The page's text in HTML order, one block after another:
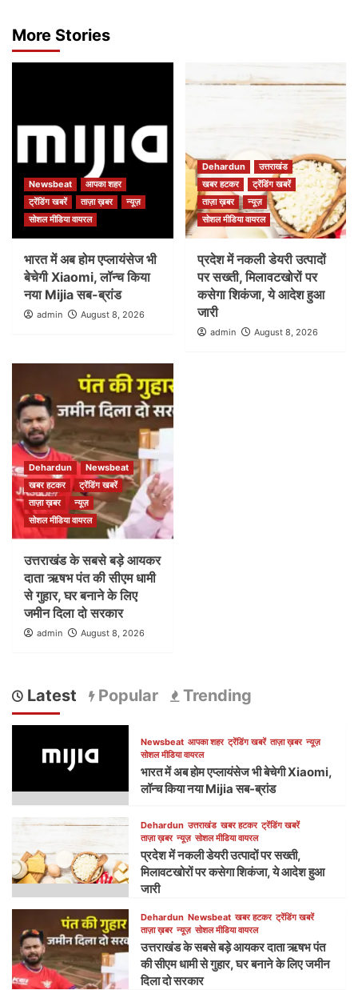
More Stories
Newsbeat
आपका शहर
ट्रेंडिंग खबरें
ताज़ा ख़बर
न्यूज़
सोशल मीडिया वायरल
भारत में अब होम एप्लायंसेज भी
बेचेगी Xiaomi, लॉन्च किया
नया Mijia सब-ब्रांड
admin August 8, 2026
Dehardun
उत्तराखंड
खबर हटकर
ट्रेंडिंग खबरें
ताज़ा ख़बर
न्यूज़
सोशल मीडिया वायरल
प्रदेश में नकली डेयरी उत्पादों
पर सख्ती, मिलावटखोरों पर
कसेगा शिकंजा, ये आदेश हुआ
जारी
admin August 8, 2026
Dehardun
Newsbeat
खबर हटकर
ट्रेंडिंग खबरें
ताज़ा ख़बर
न्यूज़
सोशल मीडिया वायरल
उत्तराखंड के सबसे बड़े आयकर
दाता ऋषभ पंत की सीएम धामी
से गुहार, घर बनाने के लिए
जमीन दिला दो सरकार
admin August 8, 2026
Latest Popular Trending
Newsbeat आपका शहर ट्रेंडिंग खबरें ताज़ा ख़बर न्यूज़
सोशल मीडिया वायरल
भारत में अब होम एप्लायंसेज भी बेचेगी Xiaomi,
लॉन्च किया नया Mijia सब-ब्रांड
Dehardun उत्तराखंड खबर हटकर ट्रेंडिंग खबरें
ताज़ा ख़बर न्यूज़ सोशल मीडिया वायरल
प्रदेश में नकली डेयरी उत्पादों पर सख्ती,
मिलावटखोरों पर कसेगा शिकंजा, ये आदेश हुआ
जारी
Dehardun Newsbeat खबर हटकर ट्रेंडिंग खबरें
ताज़ा ख़बर न्यूज़ सोशल मीडिया वायरल
उत्तराखंड के सबसे बड़े आयकर दाता ऋषभ पंत
की सीएम धामी से गुहार, घर बनाने के लिए जमीन
दिला दो सरकार